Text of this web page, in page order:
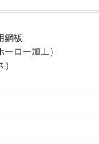
鋼板
ロー加工）